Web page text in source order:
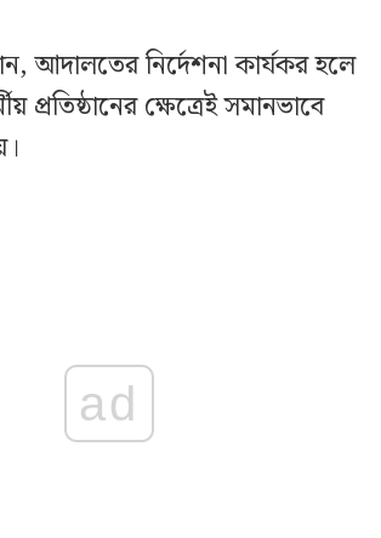
আদালতের নির্দেশনা কার্যকর হলে
প্রতিষ্ঠানের ক্ষেত্রেই সমানভাবে
ad